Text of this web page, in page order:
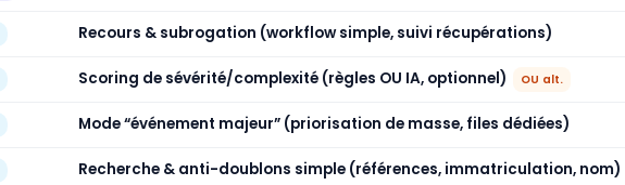
Recours & subrogation (workflow simple, suivi récupérations)
Scoring de sévérité/complexité (règles OU IA, optionnel) OU alt.
Mode “événement majeur” (priorisation de masse, files dédiées)
Recherche & anti-doublons simple (références, immatriculation, nom)